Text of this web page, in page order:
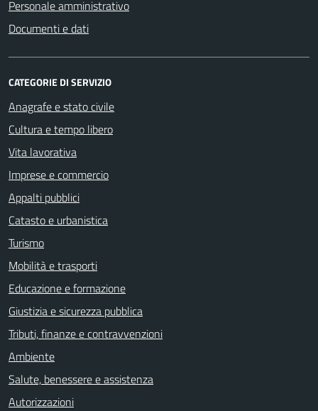
Personale amministrativo
Documenti e dati
CATEGORIE DI SERVIZIO
Anagrafe e stato civile
Cultura e tempo libero
Vita lavorativa
Imprese e commercio
Appalti pubblici
Catasto e urbanistica
Turismo
Mobilità e trasporti
Educazione e formazione
Giustizia e sicurezza pubblica
Tributi, finanze e contravvenzioni
Ambiente
Salute, benessere e assistenza
Autorizzazioni